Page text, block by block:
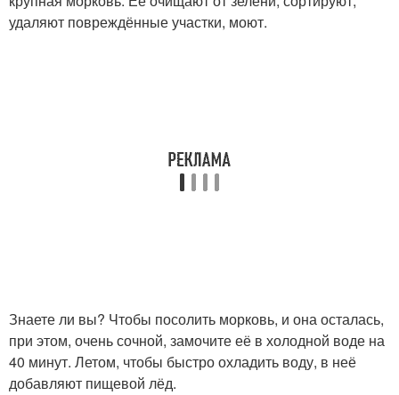
удаляют повреждённые участки, моют.
Знаете ли вы? Чтобы посолить морковь, и она осталась,
при этом, очень сочной, замочите её в холодной воде на
40 минут. Летом, чтобы быстро охладить воду, в неё
добавляют пищевой лёд.